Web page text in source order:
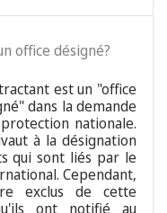
office désigné?
est un "office
dans la demande
nationale.
à la désignation
qui sont liés par le
Cependant,
exclus de cette
ont notifié au